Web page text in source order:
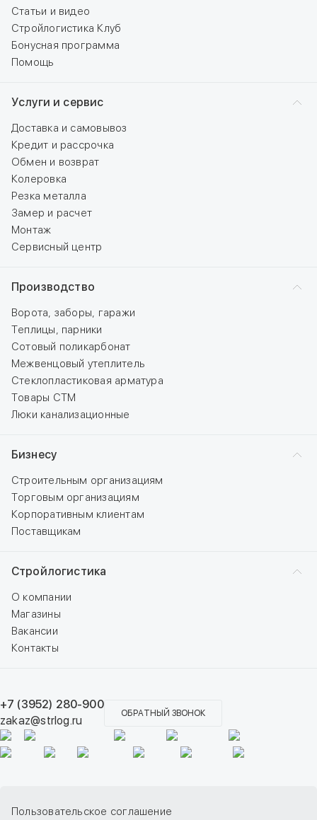
Статьи и видео
Стройлогистика Клуб
Бонусная программа
Помощь
Услуги и сервис
Доставка и самовывоз
Кредит и рассрочка
Обмен и возврат
Колеровка
Резка металла
Замер и расчет
Монтаж
Сервисный центр
Производство
Ворота, заборы, гаражи
Теплицы, парники
Сотовый поликарбонат
Межвенцовый утеплитель
Стеклопластиковая арматура
Товары СТМ
Люки канализационные
Бизнесу
Строительным организациям
Торговым организациям
Корпоративным клиентам
Поставщикам
Стройлогистика
О компании
Магазины
Вакансии
Контакты
+7 (3952) 280-900
zakaz@strlog.ru
ОБРАТНЫЙ ЗВОНОК
Пользовательское соглашение